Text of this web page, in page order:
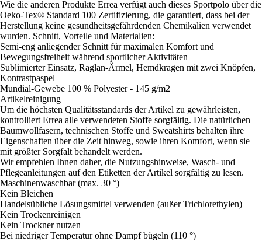
Wie die anderen Produkte Errea verfügt auch dieses Sportpolo über die
Oeko-Tex® Standard 100 Zertifizierung, die garantiert, dass bei der
Herstellung keine gesundheitsgefährdenden Chemikalien verwendet
wurden. Schnitt, Vorteile und Materialien:
Semi-eng anliegender Schnitt für maximalen Komfort und
Bewegungsfreiheit während sportlicher Aktivitäten
Sublimierter Einsatz, Raglan-Ärmel, Hemdkragen mit zwei Knöpfen,
Kontrastpaspel
Mundial-Gewebe 100 % Polyester - 145 g/m2
Artikelreinigung
Um die höchsten Qualitätsstandards der Artikel zu gewährleisten,
kontrolliert Errea alle verwendeten Stoffe sorgfältig. Die natürlichen
Baumwollfasern, technischen Stoffe und Sweatshirts behalten ihre
Eigenschaften über die Zeit hinweg, sowie ihren Komfort, wenn sie
mit größter Sorgfalt behandelt werden.
Wir empfehlen Ihnen daher, die Nutzungshinweise, Wasch- und
Pflegeanleitungen auf den Etiketten der Artikel sorgfältig zu lesen.
Maschinenwaschbar (max. 30 °)
Kein Bleichen
Handelsübliche Lösungsmittel verwenden (außer Trichlorethylen)
Kein Trockenreinigen
Kein Trockner nutzen
Bei niedriger Temperatur ohne Dampf bügeln (110 °)